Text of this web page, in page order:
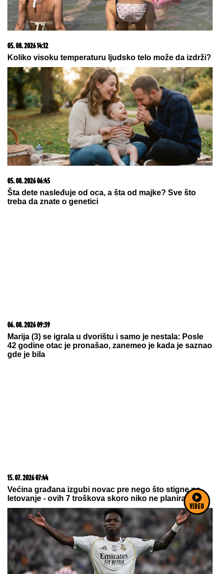
VIDEO
05. 08. 2026 14:12
Koliko visoku temperaturu ljudsko telo može da izdrži?
05. 08. 2026 06:45
Šta dete nasleđuje od oca, a šta od majke? Sve što
treba da znate o genetici
06. 08. 2026 09:39
Marija (3) se igrala u dvorištu i samo je nestala: Posle
42 godine otac je pronašao, zanemeo je kada je saznao
gde je bila
15. 07. 2026 07:44
Većina građana izgubi novac pre nego što stigne na
letovanje - ovih 7 troškova skoro niko ne planira